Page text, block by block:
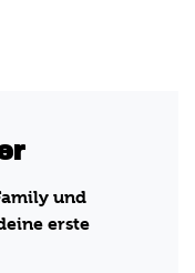
und
erste